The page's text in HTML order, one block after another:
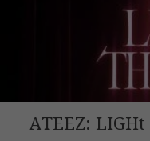
ATEEZ: